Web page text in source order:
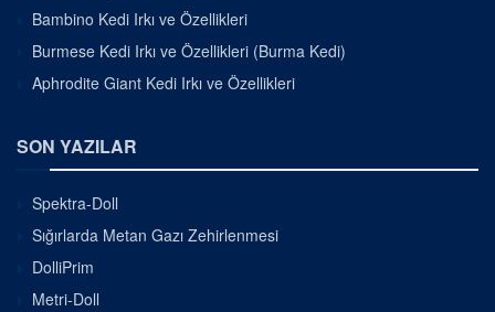
Bambino Kedi Irkı ve Özellikleri
Burmese Kedi Irkı ve Özellikleri (Burma Kedi)
Aphrodite Giant Kedi Irkı ve Özellikleri
SON YAZILAR
Spektra-Doll
Sığırlarda Metan Gazı Zehirlenmesi
DolliPrim
Metri-Doll